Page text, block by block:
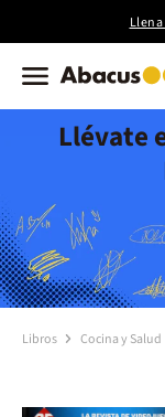
Llévate
Libros Cocina y Salud